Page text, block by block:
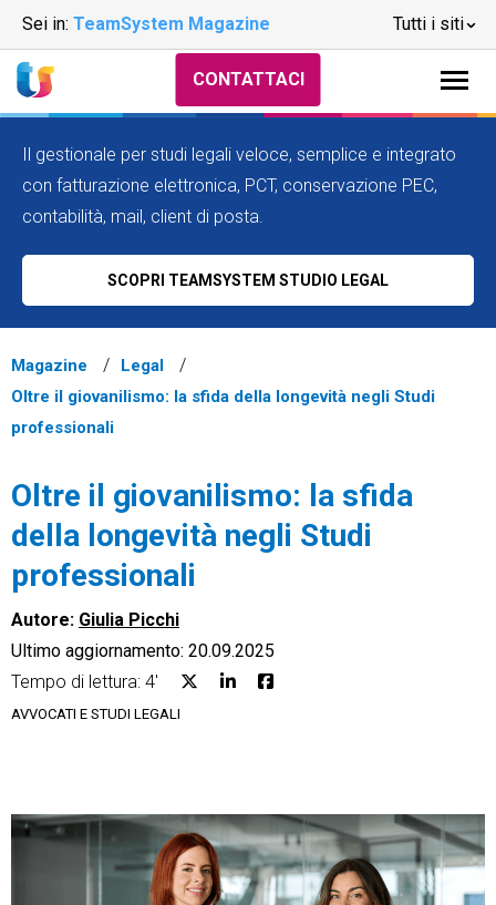
Sei in: TeamSystem Magazine Tutti i siti
Ecommerce
Email Marketing
Financial Solutions
CONTATTACI
Il gestionale per studi legali veloce, semplice e integrato
con fatturazione elettronica, PCT, conservazione PEC,
contabilità, mail, client di posta.
SCOPRI TEAMSYSTEM STUDIO LEGAL
Magazine
Legal
Oltre il giovanilismo: la sfida della longevità negli Studi
professionali
Oltre il giovanilismo: la sfida
della longevità negli Studi
professionali
Autore: Giulia Picchi
Ultimo aggiornamento: 20.09.2025
Tempo di lettura: 4'
AVVOCATI E STUDI LEGALI